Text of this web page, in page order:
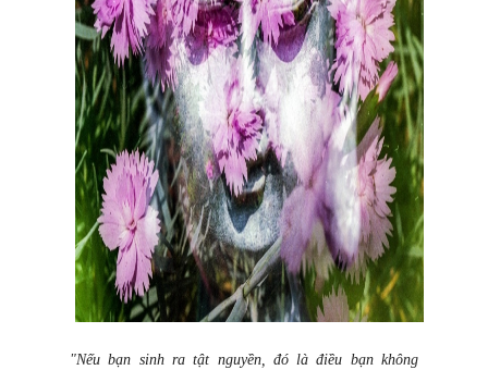
"Nếu bạn sinh ra tật nguyền, đó là điều bạn không